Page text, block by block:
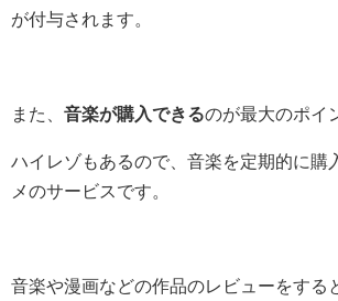
が付与されます。
また、 音楽が購入できるのが最大のポイ
ハイレゾもあるので、音楽を定期的に購
メのサービスです。
音楽や漫画などの作品のレビューをする